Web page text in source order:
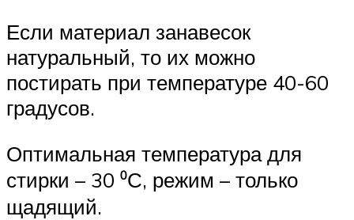
Если материал занавесок
натуральный, то их можно
постирать при температуре 40-60
градусов.
Оптимальная температура для
стирки – 30 ⁰С, режим – только
щадящий.